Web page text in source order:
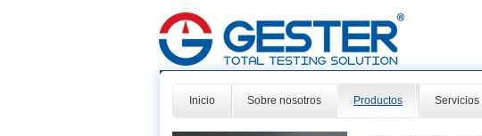
Inicio Sobre nosotros Productos Servicios